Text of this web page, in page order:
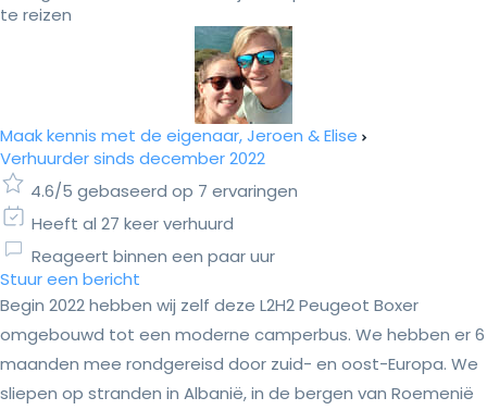
te reizen
Maak kennis met de eigenaar, Jeroen & Elise
Verhuurder sinds december 2022
4.6/5 gebaseerd op 7 ervaringen
Heeft al 27 keer verhuurd
Reageert binnen een paar uur
Stuur een bericht
Begin 2022 hebben wij zelf deze L2H2 Peugeot Boxer
omgebouwd tot een moderne camperbus. We hebben er 6
maanden mee rondgereisd door zuid- en oost-Europa. We
sliepen op stranden in Albanië, in de bergen van Roemenië